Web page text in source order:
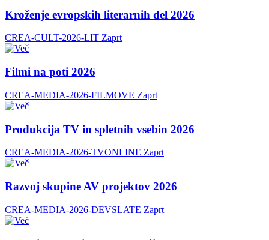
Kroženje evropskih literarnih del 2026
CREA-CULT-2026-LIT Zaprt
Filmi na poti 2026
CREA-MEDIA-2026-FILMOVE Zaprt
Produkcija TV in spletnih vsebin 2026
CREA-MEDIA-2026-TVONLINE Zaprt
Razvoj skupine AV projektov 2026
CREA-MEDIA-2026-DEVSLATE Zaprt